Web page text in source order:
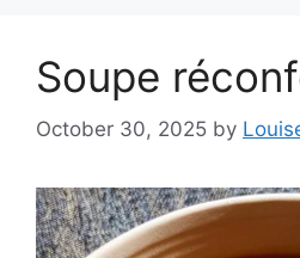
Soupe
October 30, 2025 by